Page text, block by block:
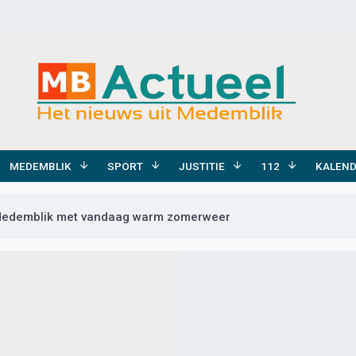
MEDEMBLIK SPORT JUSTITIE 112
met vandaag warm zomerweer